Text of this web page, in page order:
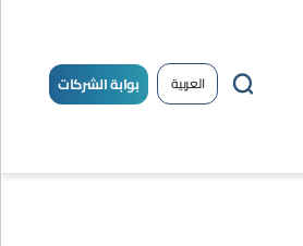
العربية بوابة الشركات